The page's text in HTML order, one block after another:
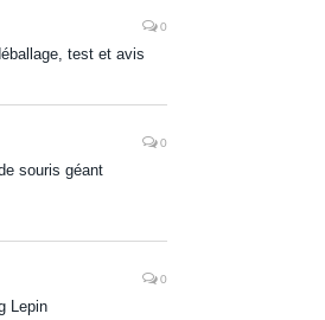
0
test et avis
0
souris géant
0
Lepin